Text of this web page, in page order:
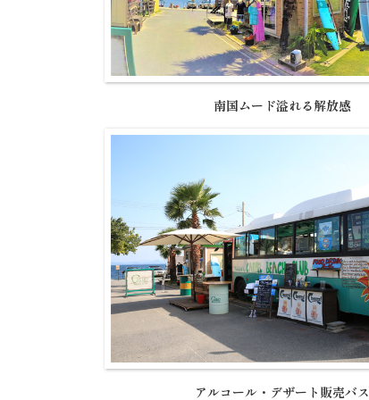
南国ムード溢れる解放感
アルコール・デザート販売バス